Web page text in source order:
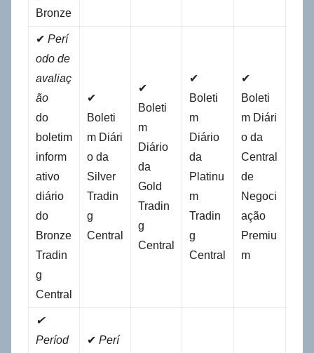
Bronze
✔ Perí
odo de
avaliaç
ão
do
boletim
inform
ativo
diário
do
Bronze
Tradin
g
Central
✔
Boleti
m Diári
o da
Silver
Tradin
g
Central
✔
Boleti
m
Diário
da
Gold
Tradin
g
Central
✔
Boleti
m
Diário
da
Platinu
m
Tradin
g
Central
✔
Boleti
m Diári
o da
Central
de
Negoci
ação
Premiu
m
✔
Períod
✔ Perí